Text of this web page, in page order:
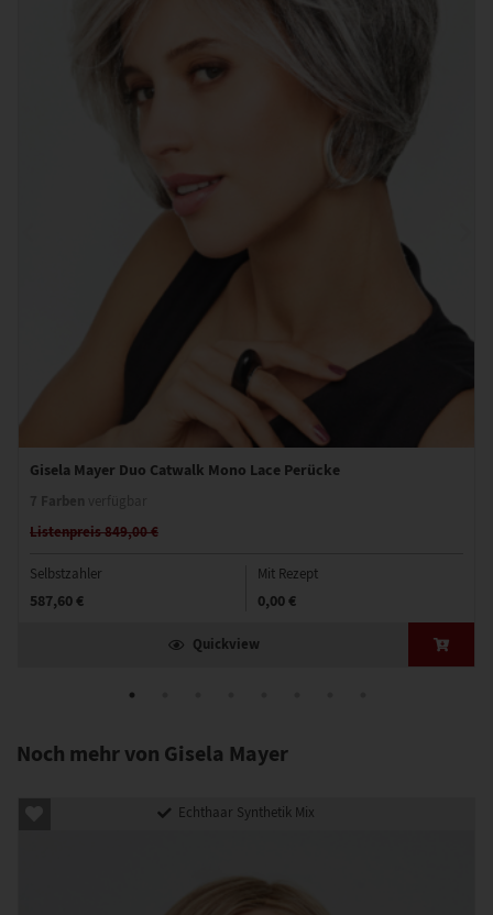
Gisela Mayer Duo Catwalk Mono Lace Perücke
Listenpreis 849,00 €
Selbstzahler
587,60 €
Mit Rezept
0,00 €
Quickview
Noch mehr von Gisela Mayer
Echthaar Synthetik Mix